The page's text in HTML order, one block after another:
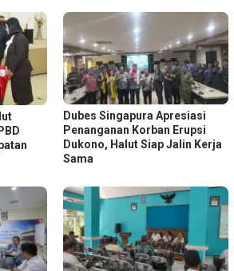
Dubes Singapura Apresiasi
Penanganan Korban Erupsi
Dukono, Halut Siap Jalin Kerja
Sama